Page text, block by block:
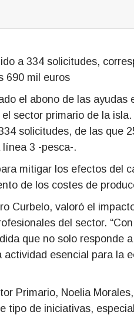
a 334 solicitudes,
690 mil euros
el abono de las
sector primario de la
solicitudes, de las que
3 -pesca-.
mitigar los efectos del
de los costes de
Curbelo, valoró el
del sector.
que no solo responde
esencial para la
Primario, Noelia
tipo de iniciativas,